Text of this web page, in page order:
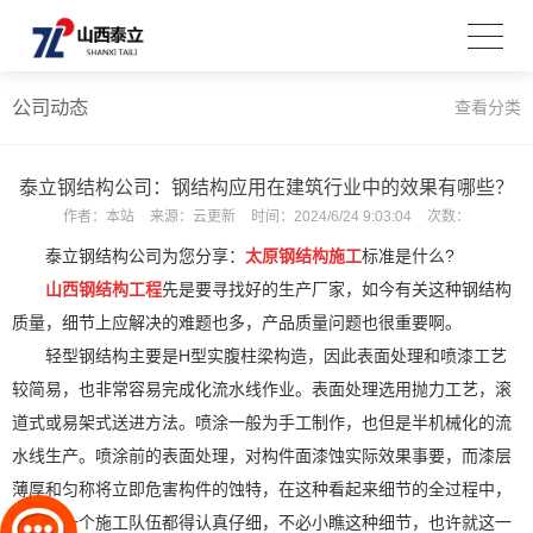
公司动态 查看分类
泰立钢结构公司：钢结构应用在建筑行业中的效果有哪些？
作者： 本站 来源： 云更新 时间： 2024/6/24 9:03:04 次数：
泰立钢结构公司为您分享： 太原钢结构施工标准是什么?
山西钢结构工程先是要寻找好的生产厂家，如今有关这种钢结构
质量，细节上应解决的难题也多，产品质量问题也很重要啊。
轻型钢结构主要是H型实腹柱梁构造，因此表面处理和喷漆工艺
较简易，也非常容易完成化流水线作业。表面处理选用抛力工艺，滚
道式或易架式送进方法。喷涂一般为手工制作，也但是半机械化的流
水线生产。喷涂前的表面处理，对构件面漆蚀实际效果事要，而漆层
薄厚和匀称将立即危害构件的蚀特，在这种看起来细节的全过程中，
大家每一个施工队伍都得认真仔细，不必小瞧这种细节，也许就这一